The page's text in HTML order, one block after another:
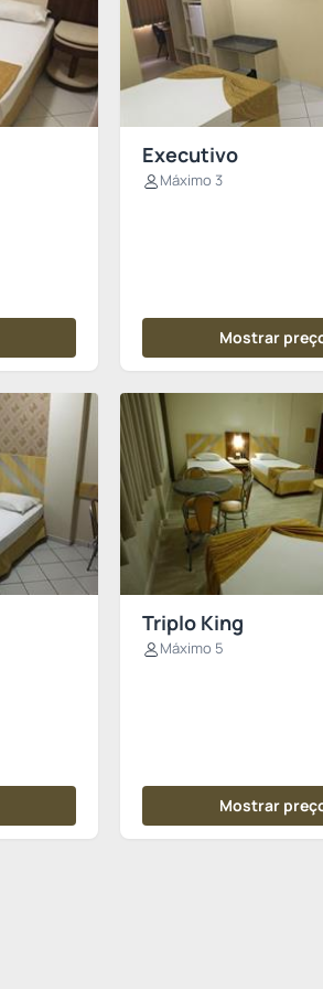
Executivo
Máximo 3
Mostrar
Triplo King
Máximo 5
Mostrar